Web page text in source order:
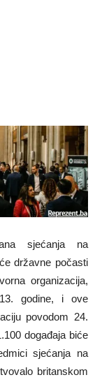
sjećanja na
državne počasti
organizacija,
godine, i ove
povodom 24.
događaja biće
sjećanja na
britanskom